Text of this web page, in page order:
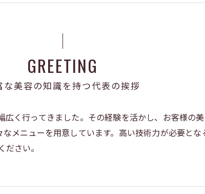
な美容の知識を持つ代表の挨拶
GREETING
く行ってきました。その経験を活かし、お客様の
メニューを用意しています。高い技術力が必要とな
さい。